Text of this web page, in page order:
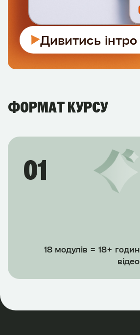
Дивитись інтро
ФОРМАТ КУРСУ
01
18 модулів = 18+ годин
відео